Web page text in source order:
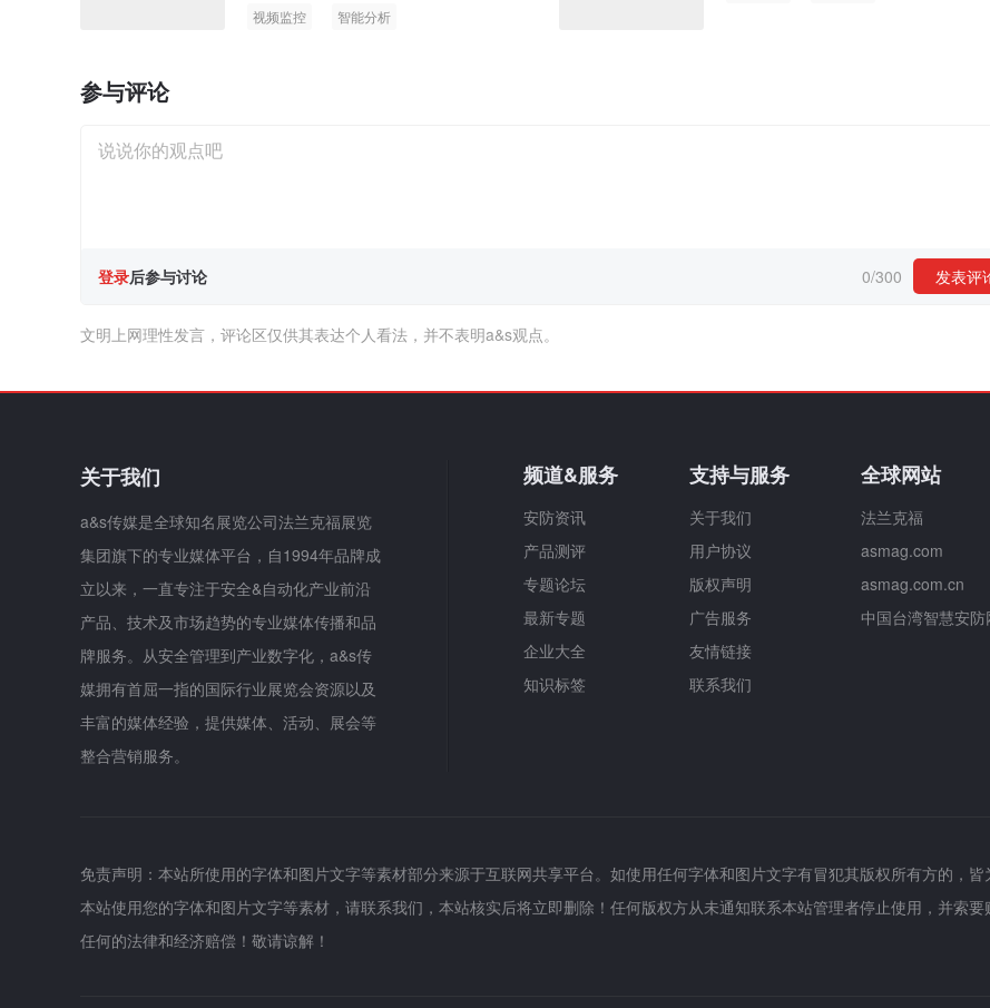
视频监控 智能分析
参与评论
登录后参与讨论 0/300 发表评
文明上网理性发言，评论区仅供其表达个人看法，并不表明a&s观点。
关于我们
a&s传媒是全球知名展览公司法兰克福展览
集团旗下的专业媒体平台，自1994年品牌成
立以来，一直专注于安全&自动化产业前沿
产品、技术及市场趋势的专业媒体传播和品
牌服务。从安全管理到产业数字化，a&s传
媒拥有首屈一指的国际行业展览会资源以及
丰富的媒体经验，提供媒体、活动、展会等
整合营销服务。
频道&服务
安防资讯
产品测评
专题论坛
最新专题
企业大全
知识标签
支持与服务
关于我们
用户协议
版权声明
广告服务
友情链接
联系我们
全球网站
法兰克福
asmag.com
asmag.com.cn
中国台湾智慧安防
免责声明：本站所使用的字体和图片文字等素材部分来源于互联网共享平台。如使用任何字体和图片文字有冒犯其版权所有方的，
本站使用您的字体和图片文字等素材，请联系我们，本站核实后将立即删除！任何版权方从未通知联系本站管理者停止使用，并索
任何的法律和经济赔偿！敬请谅解！